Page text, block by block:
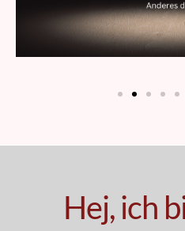
Hej, ich